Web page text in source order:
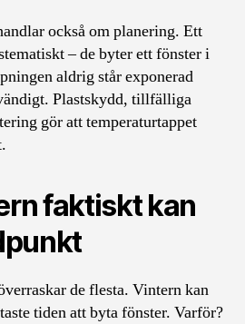
också om planering. Ett
– de byter ett fönster i
aldrig står exponerad
Plastskydd, tillfälliga
gör att temperaturtappet
faktiskt kan
de flesta. Vintern kan
tiden att byta fönster. Varför?